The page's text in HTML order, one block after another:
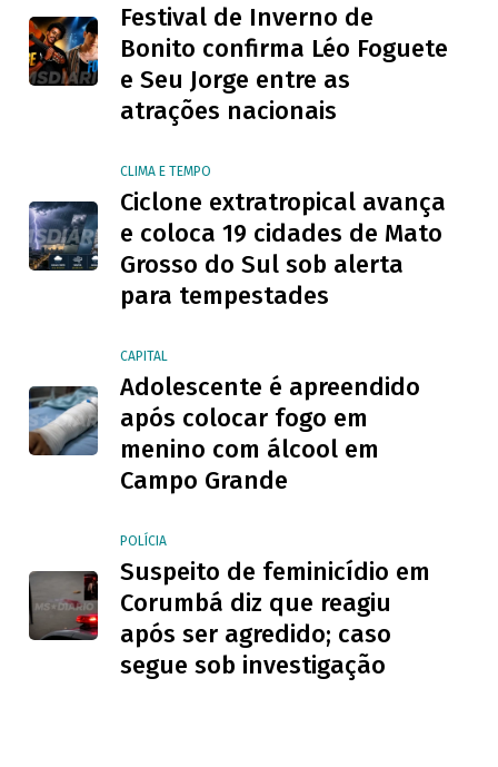
Festival de Inverno de
Bonito confirma Léo Foguete
e Seu Jorge entre as
atrações nacionais
CLIMA E TEMPO
Ciclone extratropical avança
e coloca 19 cidades de Mato
Grosso do Sul sob alerta
para tempestades
CAPITAL
Adolescente é apreendido
após colocar fogo em
menino com álcool em
Campo Grande
POLÍCIA
Suspeito de feminicídio em
Corumbá diz que reagiu
após ser agredido; caso
segue sob investigação